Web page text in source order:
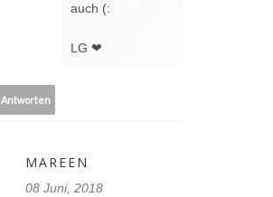
auch (:
LG ❤
Antworten
MAREEN
08 Juni, 2018